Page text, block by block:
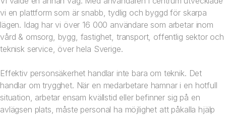
vi en plattform som är snabb, tydlig och byggd för skarpa
lägen. Idag har vi över 16 000 användare som arbetar inom
vård & omsorg, bygg, fastighet, transport, offentlig sektor och
teknisk service, över hela Sverige.
Effektiv personsäkerhet handlar inte bara om teknik. Det
handlar om trygghet. När en medarbetare hamnar i en hotfull
situation, arbetar ensam kvällstid eller befinner sig på en
avlägsen plats, måste personal ha möjlighet att påkalla hjälp